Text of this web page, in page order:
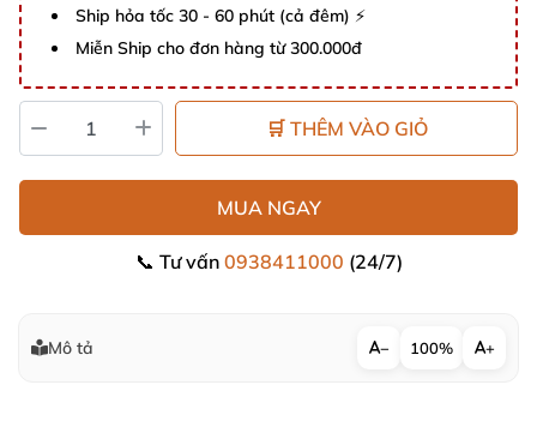
Ship hỏa tốc 30 - 60 phút (cả đêm) ⚡
Miễn Ship cho đơn hàng từ 300.000đ
🛒 THÊM VÀO GIỎ
MUA NGAY
📞 Tư vấn 0938411000 (24/7)
Mô tả − 100% +